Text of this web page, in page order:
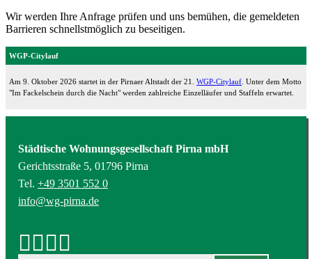
Wir werden Ihre Anfrage prüfen und uns bemühen, die gemeldeten
Barrieren schnellstmöglich zu beseitigen.
WGP-Citylauf
Am 9. Oktober 2026 startet in der Pirnaer Altstadt der 21. WGP-Citylauf . Unter dem Motto
"Im Fackelschein durch die Nacht" werden zahlreiche Einzelläufer und Staffeln erwartet.
Städtische Wohnungsgesellschaft Pirna mbH
Gerichtsstraße 5, 01796 Pirna
Tel. +49 3501 552 0
info@wg-pirna.de